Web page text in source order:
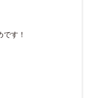
す！